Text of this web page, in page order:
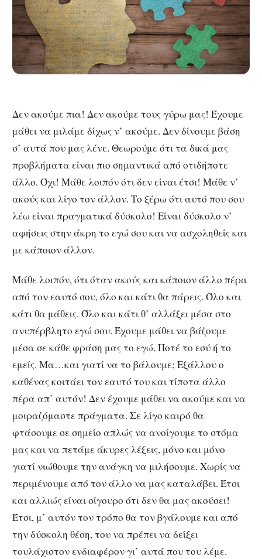
Δεν ακούμε πια! Δεν ακούμε τους γύρω μας! Έχουμε
μάθει να μιλάμε δίχως ν’ ακούμε. Δεν δίνουμε βάση
σ’ αυτά που μας λένε. Θεωρούμε ότι τα δικά μας
προβλήματα είναι πιο σημαντικά από οτιδήποτε
άλλο. Όχι! Μάθε λοιπόν ότι δεν είναι έτσι! Μάθε ν’
ακούς και λίγο τον άλλον. Το ξέρω ότι αυτό που σου
λέω είναι πραγματικά δύσκολο! Είναι δύσκολο ν’
αφήσεις στην άκρη το εγώ σου και να ασχοληθείς και
με κάποιον άλλον.
Μάθε λοιπόν, ότι όταν ακούς και κάποιον άλλο πέρα
από τον εαυτό σου, όλο και κάτι θα πάρεις. Όλο και
κάτι θα μάθεις. Όλο και κάτι θ’ αλλάξει μέσα στο
ανυπέρβλητο εγώ σου. Έχουμε μάθει να βάζουμε
μέσα σε κάθε φράση μας το εγώ. Ποτέ το εσύ ή το
εμείς. Μα…και γιατί να το βάλουμε; Εξάλλου ο
καθένας κοιτάει τον εαυτό του και τίποτα άλλο
πέρα απ’ αυτόν! Δεν έχουμε μάθει να ακούμε και να
μοιραζόμαστε πράγματα. Σε λίγο καιρό θα
φτάσουμε σε σημείο απλώς να ανοίγουμε το στόμα
μας και να πετάμε άκυρες λέξεις, μόνο και μόνο
γιατί νιώθουμε την ανάγκη να μιλήσουμε. Χωρίς να
περιμένουμε από τον άλλο να μας καταλάβει. Έτσι
και αλλιώς είναι σίγουρο ότι δεν θα μας ακούσει!
Έτσι, μ’ αυτόν τον τρόπο θα τον βγάλουμε και από
την δύσκολη θέση, του να πρέπει να δείξει
τουλάχιστον ενδιαφέρον γι’ αυτά που του λέμε.